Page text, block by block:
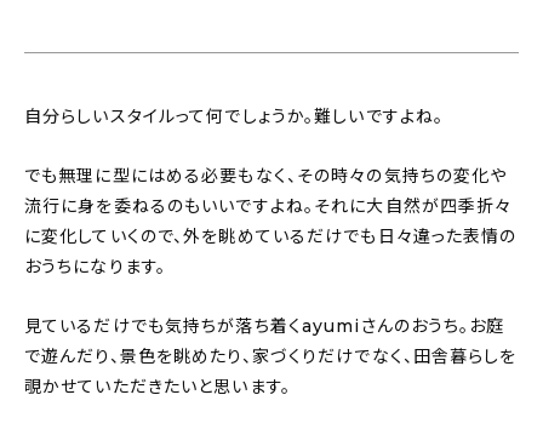
自分らしいスタイルって何でしょうか。難しいですよね。
でも無理に型にはめる必要もなく、その時々の気持ちの変化や
流行に身を委ねるのもいいですよね。それに大自然が四季折々
に変化していくので、外を眺めているだけでも日々違った表情の
おうちになります。
見ているだけでも気持ちが落ち着くayumiさんのおうち。お庭
で遊んだり、景色を眺めたり、家づくりだけでなく、田舎暮らしを
覗かせていただきたいと思います。